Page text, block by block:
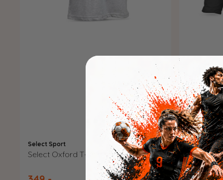
Select Sport
Select Oxford T-shirt woman v25
Select
Select